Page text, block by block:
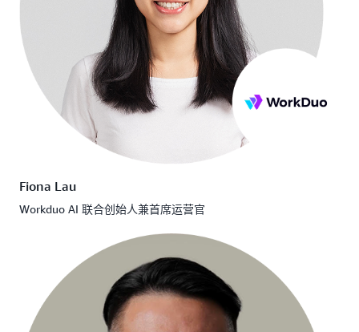
Fiona Lau
Workduo AI 联合创始人兼首席运营官